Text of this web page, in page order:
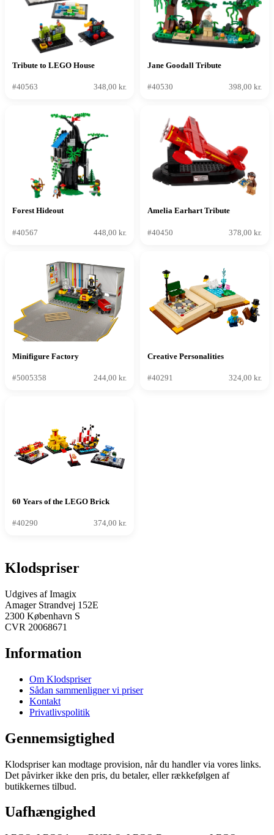
Tribute to LEGO House
#40563 348,00 kr.
Jane Goodall Tribute
#40530 398,00 kr.
Forest Hideout
#40567 448,00 kr.
Amelia Earhart Tribute
#40450 378,00 kr.
Minifigure Factory
#5005358 244,00 kr.
Creative Personalities
#40291 324,00 kr.
60 Years of the LEGO Brick
#40290 374,00 kr.
Klodspriser
Udgives af Imagix
Amager Strandvej 152E
2300 København S
CVR 20068671
Information
Om Klodspriser
Sådan sammenligner vi priser
Kontakt
Privatlivspolitik
Gennemsigtighed
Klodspriser kan modtage provision, når du handler via vores links.
Det påvirker ikke den pris, du betaler, eller rækkefølgen af
butikkernes tilbud.
Uafhængighed